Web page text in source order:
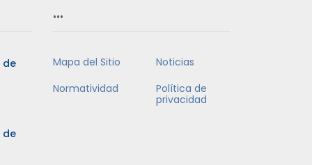
de
de
…
Mapa del Sitio
Noticias
Normatividad
Política de
privacidad